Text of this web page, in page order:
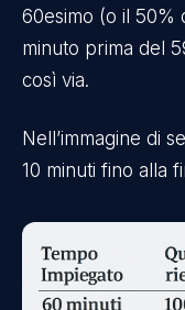
60esimo (o il 50%
minuto prima del
così via.
Nell’immagine di
10 minuti fino alla